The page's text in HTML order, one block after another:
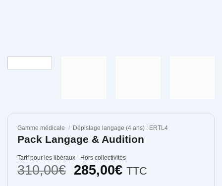
Gamme médicale / Dépistage langage (4 ans) : ERTL4
Pack Langage & Audition
Tarif pour les libéraux - Hors collectivités
310,00€ Le
285,00€Le
TTC